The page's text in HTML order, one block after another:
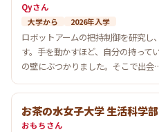
Qyさん
大学から
2026年入学
ロボットアームの把持制御を研究し
す。手を動かすほど、自分の持って
の壁にぶつかりました。そこで出会
お茶の水女子大学 生活科学部
おもちさん